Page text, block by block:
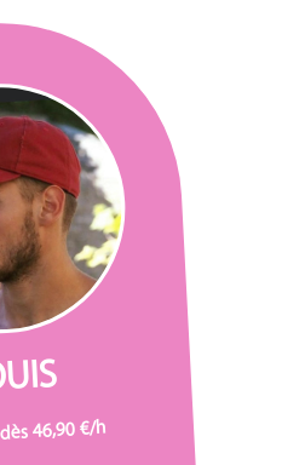
46,90 €/h